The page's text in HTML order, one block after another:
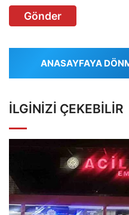
Gönder
ANASAYFAYA
İLGINIZI ÇEKEBILIR